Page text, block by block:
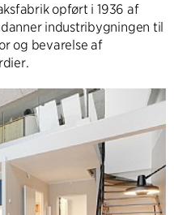
opført i 1936 af
industribygningen til
og bevarelse af